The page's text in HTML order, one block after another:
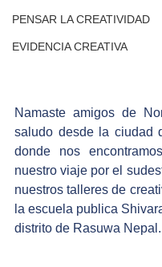
PENSAR LA CREATIVIDAD
EVIDENCIA CREATIVA
Namaste amigos de
saludo desde la ciudad
donde nos
nuestro viaje por el
nuestros talleres de
la escuela publica
distrito de Rasuwa Nepal.